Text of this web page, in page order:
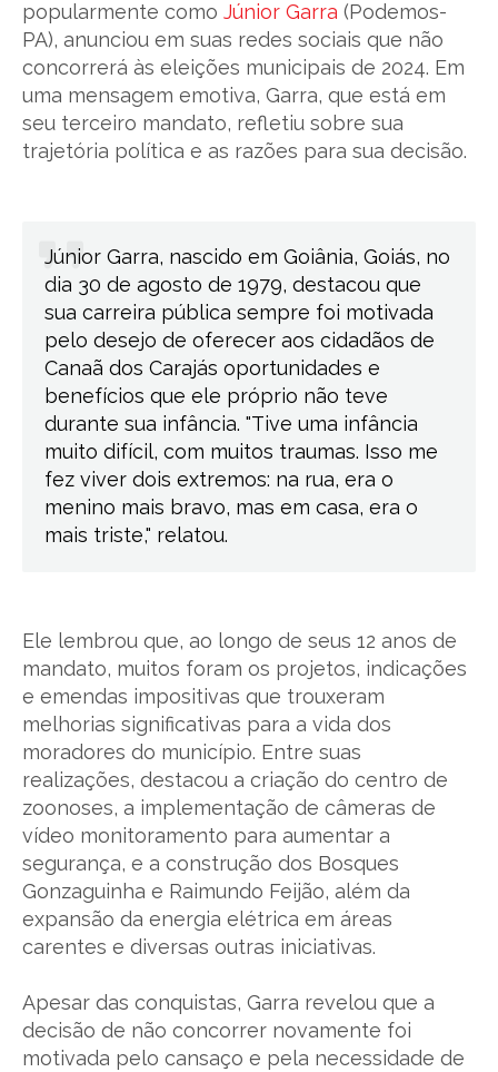
popularmente como Júnior Garra (Podemos-
PA), anunciou em suas redes sociais que não
concorrerá às eleições municipais de 2024. Em
uma mensagem emotiva, Garra, que está em
seu terceiro mandato, refletiu sobre sua
trajetória política e as razões para sua decisão.
Júnior Garra, nascido em Goiânia, Goiás, no
dia 30 de agosto de 1979, destacou que
sua carreira pública sempre foi motivada
pelo desejo de oferecer aos cidadãos de
Canaã dos Carajás oportunidades e
benefícios que ele próprio não teve
durante sua infância. "Tive uma infância
muito difícil, com muitos traumas. Isso me
fez viver dois extremos: na rua, era o
menino mais bravo, mas em casa, era o
mais triste," relatou.
Ele lembrou que, ao longo de seus 12 anos de
mandato, muitos foram os projetos, indicações
e emendas impositivas que trouxeram
melhorias significativas para a vida dos
moradores do município. Entre suas
realizações, destacou a criação do centro de
zoonoses, a implementação de câmeras de
vídeo monitoramento para aumentar a
segurança, e a construção dos Bosques
Gonzaguinha e Raimundo Feijão, além da
expansão da energia elétrica em áreas
carentes e diversas outras iniciativas.
Apesar das conquistas, Garra revelou que a
decisão de não concorrer novamente foi
motivada pelo cansaço e pela necessidade de